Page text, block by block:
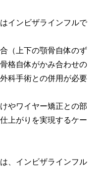
インビザラインフルで
（上下の顎骨自体のず
格自体がかみ合わせの
科手術との併用が必要
やワイヤー矯正との部
上がりを実現するケー
、インビザラインフル